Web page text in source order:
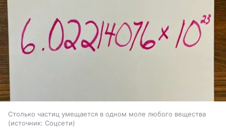
Столько частиц умещается в одном моле любого вещества
источник: Соцсети